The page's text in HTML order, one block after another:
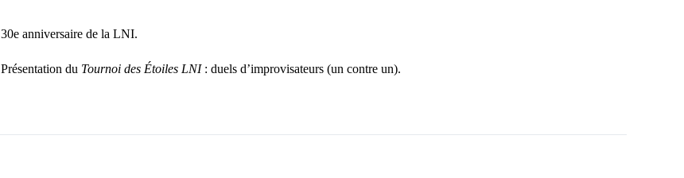
30e anniversaire de la LNI.
Présentation du Tournoi des Étoiles LNI: duels d’improvisateurs (un contre un).